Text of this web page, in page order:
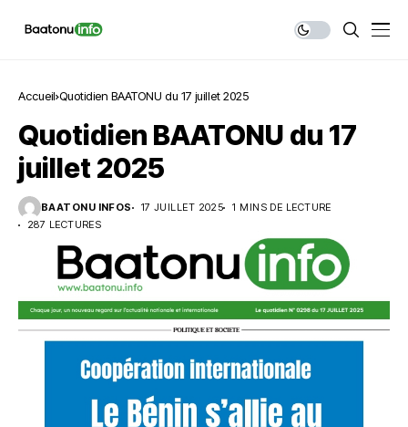
Accueil Quotidien BAATONU du 17 juillet 2025
Quotidien BAATONU du 17
juillet 2025
BAATONU INFOS 17 JUILLET 2025
1 MINS DE LECTURE
287 LECTURES